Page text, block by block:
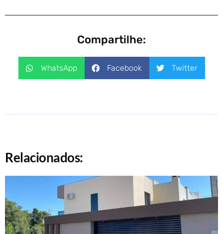
Compartilhe:
WhatsApp Facebook Twitter
Relacionados: